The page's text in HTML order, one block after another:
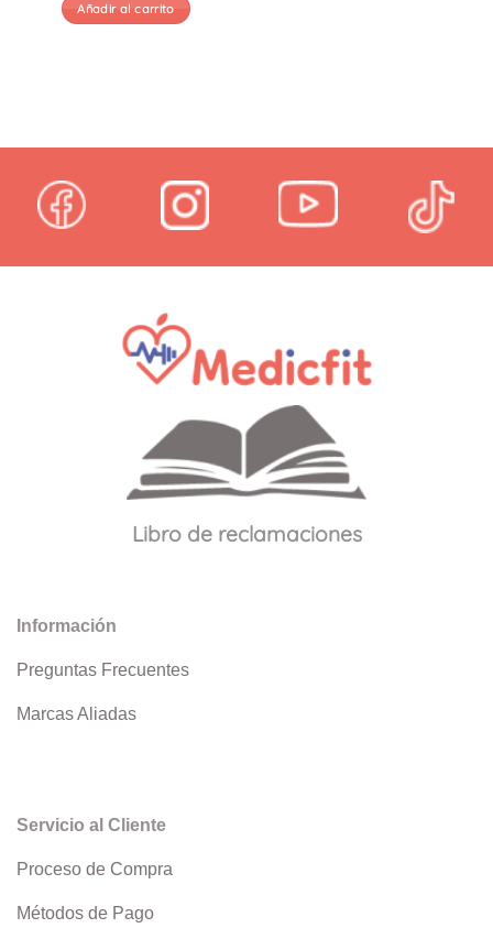
Añadir al carrito
Libro de reclamaciones
Información
Preguntas Frecuentes
Marcas Aliadas
Servicio al Cliente
Proceso de Compra
Métodos de Pago